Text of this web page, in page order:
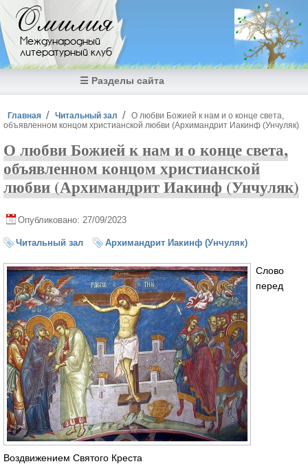
Перейти к основному содержанию
Омилия
Международный
литературный клуб
☰ Разделы сайта
Вы здесь
Главная Читальный зал
О любви Божией к нам и о конце света,
объявленном концом христианской любви (Архимандрит Иакинф (Унчуляк)
О любви Божией к нам и о конце света,
объявленном концом христианской
любви (Архимандрит Иакинф (Унчуляк)
Опубликовано: 27/09/2023
Читальный зал Архимандрит Иакинф (Унчуляк)
Слово
перед
Воздвижением Святого Креста